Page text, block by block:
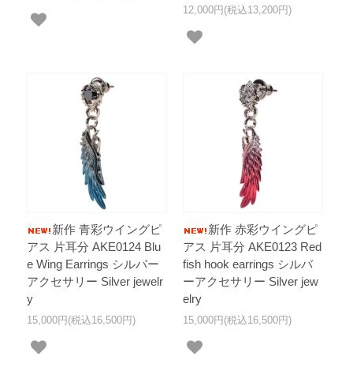
12,000円(税込13,200円)
新作 青彩ウイングピ
アス 片耳分 AKE0124 Blu
e Wing Earrings シルバー
アクセサリー Silver jewelr
y
15,000円(税込16,500円)
新作 赤彩ウイングピ
アス 片耳分 AKE0123 Red
fish hook earrings シルバ
ーアクセサリー Silver jew
elry
15,000円(税込16,500円)